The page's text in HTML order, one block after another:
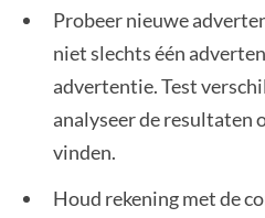
Probeer nieuwe
niet slechts één
advertentie. Test
analyseer de resultaten
vinden.
Houd rekening met de